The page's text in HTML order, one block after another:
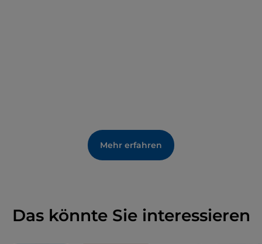
Mehr erfahren
Das könnte Sie interessieren